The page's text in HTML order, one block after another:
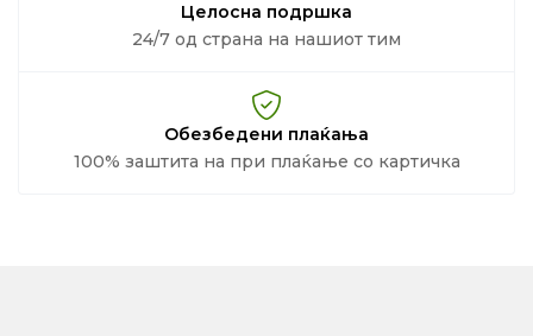
Целосна подршка
24/7 од страна на нашиот тим
Обезбедени плаќања
100% заштита на при плаќање со картичка